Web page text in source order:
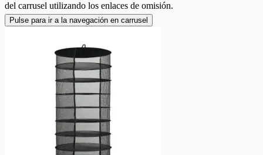
del carrusel utilizando los enlaces de omisión.
Pulse para ir a la navegación en carrusel